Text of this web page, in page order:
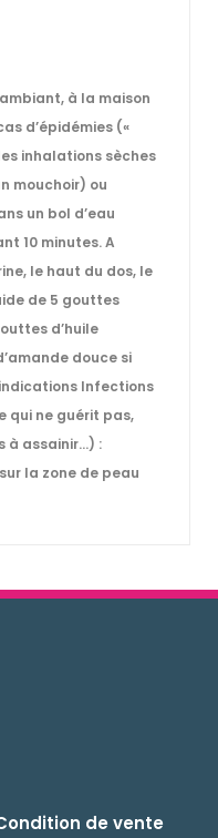
à la maison
d’épidémies («
inhalations sèches
mouchoir) ou
un bol d’eau
10 minutes. A
le haut du dos, le
de 5 gouttes
d’huile
douce si
Infections
qui ne guérit pas,
à assainir…) :
la zone de peau
de vente